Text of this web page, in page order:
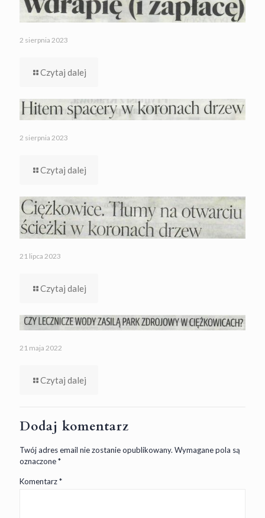
2 sierpnia 2023
Czytaj dalej
2 sierpnia 2023
Czytaj dalej
21 lipca 2023
Czytaj dalej
21 maja 2022
Czytaj dalej
Dodaj komentarz
Twój adres email nie zostanie opublikowany. Wymagane pola są
oznaczone*
Komentarz*